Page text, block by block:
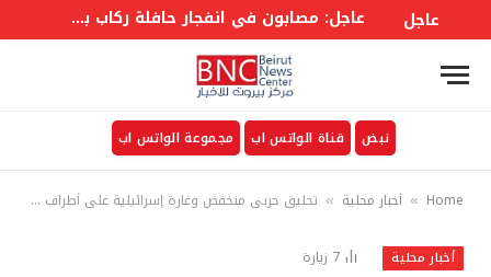
عاجل عاجل: مصابون في انفجار حافلة ركاب بمدينة جرمانا في ريف #دمشق
نبض قناة الواتس اب مجموعة الواتس اب
Home
» أخبار محلية » تحليق حربي منخفض وغارة إسرائيلية على أطراف برعشيت جنوب لبنان
أخبار محلية 7 زيارة